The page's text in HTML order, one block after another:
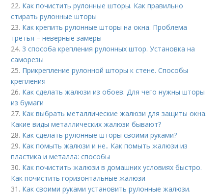
22. Как почистить рулонные шторы. Как правильно
стирать рулонные шторы
23. Как крепить рулонные шторы на окна. Проблема
третья – неверные замеры
24. 3 способа крепления рулонных штор. Установка на
саморезы
25. Прикрепление рулонной шторы к стене. Способы
крепления
26. Как сделать жалюзи из обоев. Для чего нужны шторы
из бумаги
27. Как выбрать металлические жалюзи для защиты окна.
Какие виды металлических жалюзи бывают?
28. Как сделать рулонные шторы своими руками?
29. Как помыть жалюзи и не.. Как помыть жалюзи из
пластика и металла: способы
30. Как почистить жалюзи в домашних условиях быстро.
Как почистить горизонтальные жалюзи
31. Как своими руками установить рулонные жалюзи.